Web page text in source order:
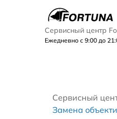
Сервисный центр
Ежедневно с 9:00 до
Сервисный
Замена